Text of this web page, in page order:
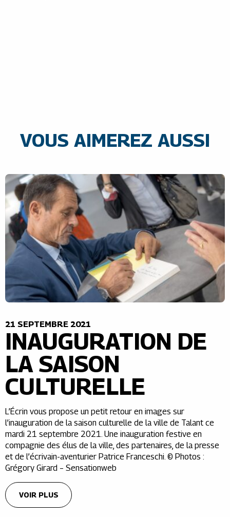
VOUS AIMEREZ AUSSI
21 SEPTEMBRE 2021
INAUGURATION DE
LA SAISON
CULTURELLE
L’Écrin vous propose un petit retour en images sur
l’inauguration de la saison culturelle de la ville de Talant ce
mardi 21 septembre 2021. Une inauguration festive en
compagnie des élus de la ville, des partenaires, de la presse
et de l’écrivain-aventurier Patrice Franceschi. © Photos :
Grégory Girard – Sensationweb
VOIR PLUS